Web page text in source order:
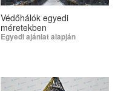
Védőhálók egyedi
méretekben
Egyedi ajánlat alapján